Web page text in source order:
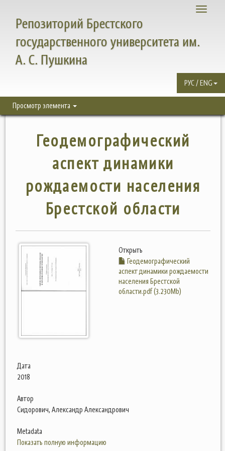
Toggle
Репозиторий Брестского
государственного университета им.
А. С. Пушкина
РУС / ENG
Просмотр элемента
Геодемографический
аспект динамики
рождаемости населения
Брестской области
Открыть
Геодемографический
аспект динамики рождаемости
населения Брестской
области.pdf (3.230Mb)
Дата
2018
Автор
Сидорович, Александр Александрович
Metadata
Показать полную информацию